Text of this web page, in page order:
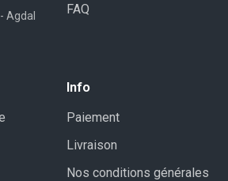
Agdal
FAQ
Info
Paiement
Livraison
Nos conditions générales